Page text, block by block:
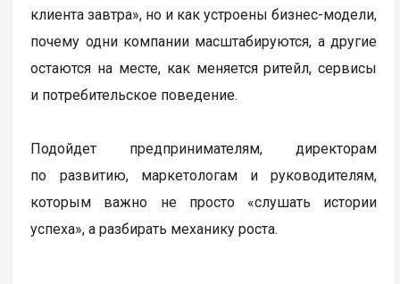
клиента завтра», но и как устроены бизнес-модели,
почему одни компании масштабируются, а другие
остаются на месте, как меняется ритейл, сервисы
и потребительское поведение.
Подойдет предпринимателям, директорам
по развитию, маркетологам и руководителям,
которым важно не просто «слушать истории
успеха», а разбирать механику роста.